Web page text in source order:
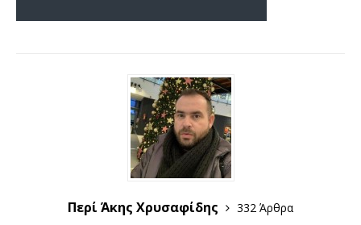
Περί Άκης Χρυσαφίδης
332 Άρθρα